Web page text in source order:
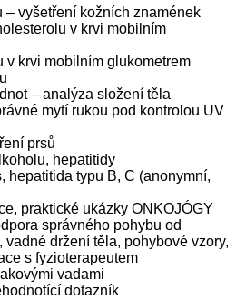
– vyšetření kožních znamének
v krvi mobilním
v krvi mobilním glukometrem
– analýza složení těla
mytí rukou pod kontrolou UV
prsů
hepatitidy
hepatitida typu B, C (anonymní,
praktické ukázky ONKOJÓGY
správného pohybu od
vadné držení těla, pohybové vzory,
s fyzioterapeutem
vadami
dotazník